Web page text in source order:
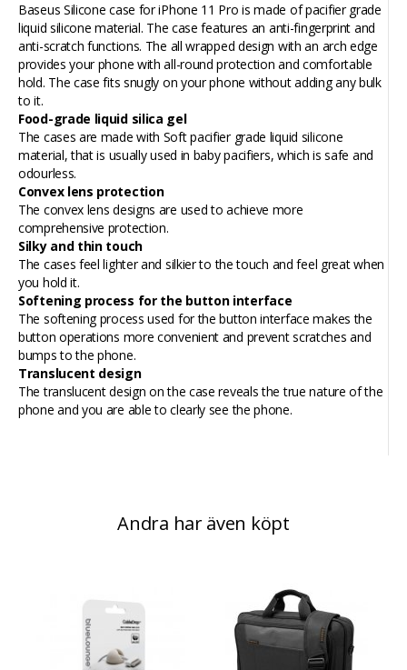
Baseus Silicone case for iPhone 11 Pro is made of pacifier grade
liquid silicone material. The case features an anti-fingerprint and
anti-scratch functions. The all wrapped design with an arch edge
provides your phone with all-round protection and comfortable
hold. The case fits snugly on your phone without adding any bulk
to it.
Food-grade liquid silica gel
The cases are made with Soft pacifier grade liquid silicone
material, that is usually used in baby pacifiers, which is safe and
odourless.
Convex lens protection
The convex lens designs are used to achieve more
comprehensive protection.
Silky and thin touch
The cases feel lighter and silkier to the touch and feel great when
you hold it.
Softening process for the button interface
The softening process used for the button interface makes the
button operations more convenient and prevent scratches and
bumps to the phone.
Translucent design
The translucent design on the case reveals the true nature of the
phone and you are able to clearly see the phone.
Andra har även köpt